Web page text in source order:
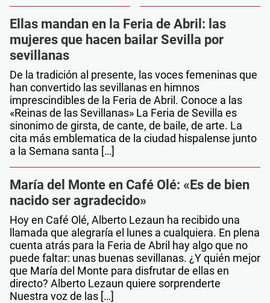
Ellas mandan en la Feria de Abril: las
mujeres que hacen bailar Sevilla por
sevillanas
De la tradición al presente, las voces femeninas que
han convertido las sevillanas en himnos
imprescindibles de la Feria de Abril. Conoce a las
«Reinas de las Sevillanas» La Feria de Sevilla es
sinonimo de girsta, de cante, de baile, de arte. La
cita más emblematica de la ciudad hispalense junto
a la Semana santa […]
María del Monte en Café Olé: «Es de bien
nacido ser agradecido»
Hoy en Café Olé, Alberto Lezaun ha recibido una
llamada que alegraría el lunes a cualquiera. En plena
cuenta atrás para la Feria de Abril hay algo que no
puede faltar: unas buenas sevillanas. ¿Y quién mejor
que María del Monte para disfrutar de ellas en
directo? Alberto Lezaun quiere sorprenderte
Nuestra voz de las […]